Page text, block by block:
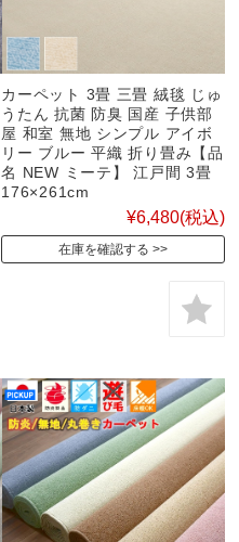
カーペット 3畳 三畳 絨毯 じゅ
うたん 抗菌 防臭 国産 子供部
屋 和室 無地 シンプル アイボ
リー ブルー 平織 折り畳み【品
名 NEW ミーテ】 江戸間 3畳
176×261cm
¥6,480(税込)
在庫を確認する